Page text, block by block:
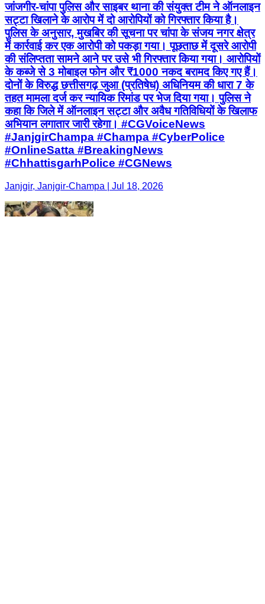
जांजगीर-चांपा पुलिस और साइबर थाना की संयुक्त टीम ने ऑनलाइन
सट्टा खिलाने के आरोप में दो आरोपियों को गिरफ्तार किया है।
पुलिस के अनुसार, मुखबिर की सूचना पर चांपा के संजय नगर क्षेत्र
में कार्रवाई कर एक आरोपी को पकड़ा गया। पूछताछ में दूसरे आरोपी
की संलिप्तता सामने आने पर उसे भी गिरफ्तार किया गया। आरोपियों
के कब्जे से 3 मोबाइल फोन और ₹1000 नकद बरामद किए गए हैं।
दोनों के विरुद्ध छत्तीसगढ़ जुआ (प्रतिषेध) अधिनियम की धारा 7 के
तहत मामला दर्ज कर न्यायिक रिमांड पर भेज दिया गया। पुलिस ने
कहा कि जिले में ऑनलाइन सट्टा और अवैध गतिविधियों के खिलाफ
अभियान लगातार जारी रहेगा। #CGVoiceNews
#JanjgirChampa #Champa #CyberPolice
#OnlineSatta #BreakingNews
#ChhattisgarhPolice #CGNews
Janjgir, Janjgir-Champa | Jul 18, 2026